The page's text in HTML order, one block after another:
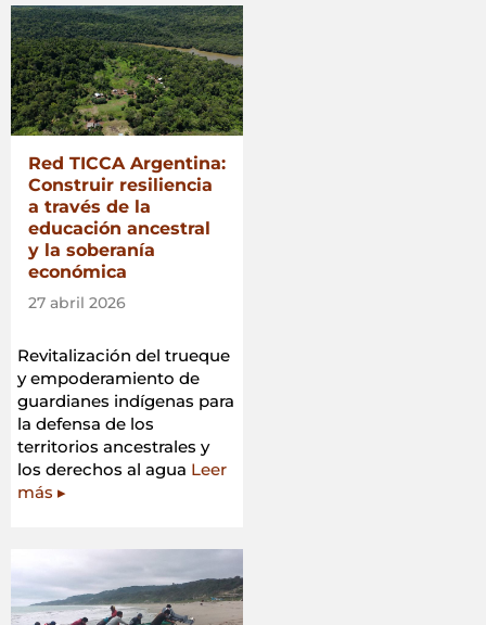
Red TICCA Argentina:
Construir resiliencia
a través de la
educación ancestral
y la soberanía
económica
27 abril 2026
Revitalización del trueque
y empoderamiento de
guardianes indígenas para
la defensa de los
territorios ancestrales y
los derechos al agua Leer
más ▸